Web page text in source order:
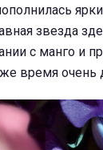
звезда
с манго и
время очень